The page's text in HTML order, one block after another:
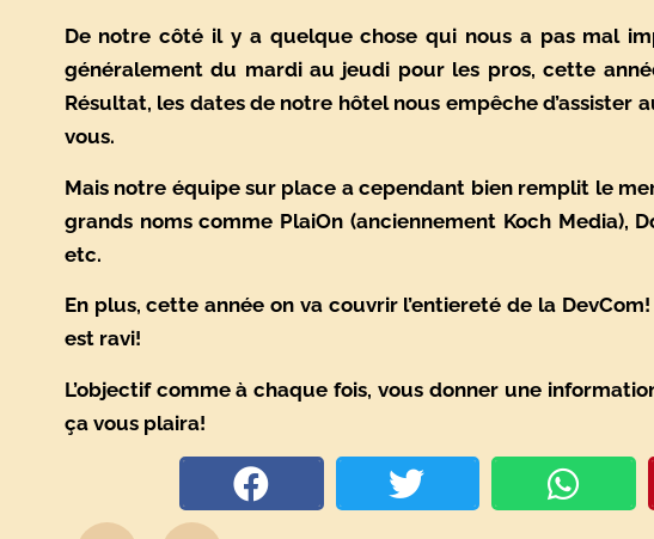
De notre côté il y a quelque chose qui nous a pas mal
généralement du mardi au jeudi pour les pros, cette
Résultat, les dates de notre hôtel nous empêche d’assister
vous.
Mais notre équipe sur place a cependant bien remplit le
grands noms comme PlaiOn (anciennement Koch Media),
etc.
En plus, cette année on va couvrir l’entiereté de la
est ravi!
L’objectif comme à chaque fois, vous donner une
ça vous plaira!